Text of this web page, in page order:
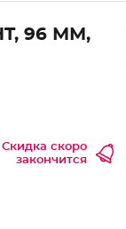
96 ММ,
Скидка скоро
закончится